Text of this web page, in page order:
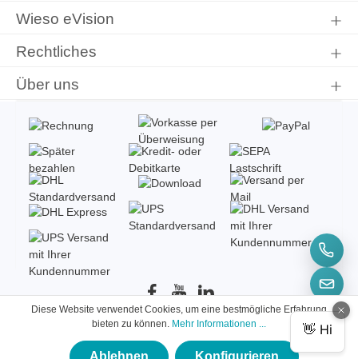
Wieso eVision
Rechtliches
Über uns
Diese Website verwendet Cookies, um eine bestmögliche Erfahrung
bieten zu können. Mehr Informationen ...
Ablehnen Konfigurieren